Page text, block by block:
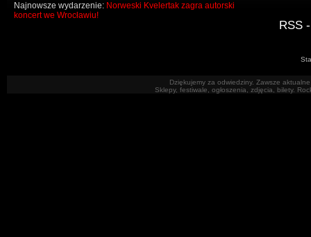
Najnowsze wydarzenie: Norweski Kvelertak zagra autorski
koncert we Wrocławiu!
RSS
Dziękujemy za odwiedziny. Zawsze
Sklepy, festiwale, ogłoszenia, zdjęcia, bilety.